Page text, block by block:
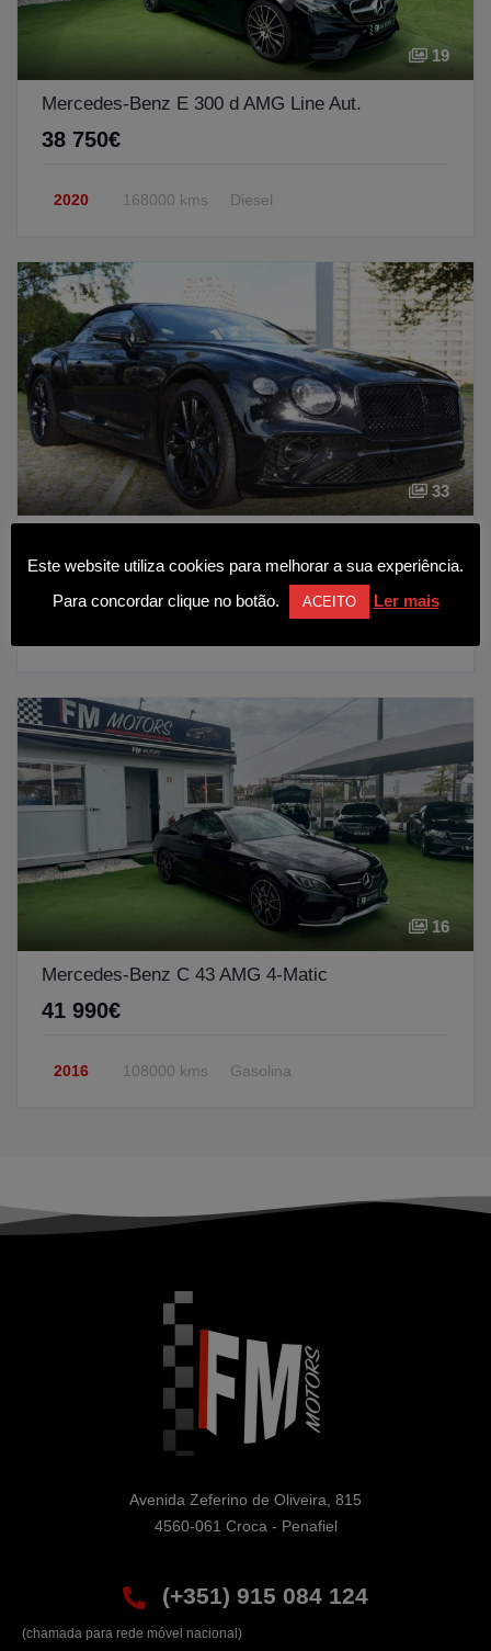
19
Mercedes-Benz E 300 d AMG Line Aut.
38 750€
2020 168000 kms Diesel
33
249 990€
16
Mercedes-Benz C 43 AMG 4-Matic
41 990€
2016 108000 kms Gasolina
Avenida Zeferino de Oliveira, 815
4560-061 Croca - Penafiel
(+351) 915 084 124
(chamada para rede móvel nacional)
Este website utiliza cookies para melhorar a sua experiência.
Para concordar clique no botão.
ACEITO Ler mais